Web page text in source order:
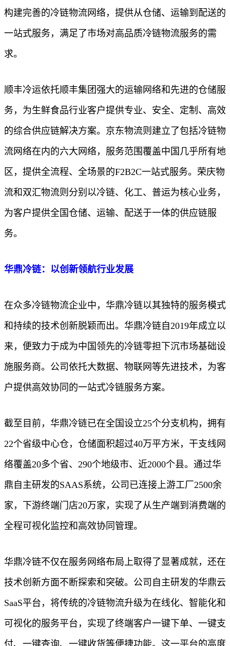
构建完善的冷链物流网络，提供从仓储、运输到配送的
一站式服务，满足了市场对高品质冷链物流服务的需
求。
顺丰冷运依托顺丰集团强大的运输网络和先进的仓储服
务，为生鲜食品行业客户提供专业、安全、定制、高效
的综合供应链解决方案。京东物流则建立了包括冷链物
流网络在内的六大网络，服务范围覆盖中国几乎所有地
区，提供全流程、全场景的F2B2C一站式服务。荣庆物
流和双汇物流则分别以冷链、化工、普运为核心业务，
为客户提供全国仓储、运输、配送于一体的供应链服
务。
华鼎冷链：以创新领航行业发展
在众多冷链物流企业中，华鼎冷链以其独特的服务模式
和持续的技术创新脱颖而出。华鼎冷链自2019年成立以
来，便致力于成为中国领先的冷链零担下沉市场基础设
施服务商。公司依托大数据、物联网等先进技术，为客
户提供高效协同的一站式冷链服务方案。
截至目前，华鼎冷链已在全国设立25个分支机构，拥有
22个省级中心仓，仓储面积超过40万平方米，干支线网
络覆盖20多个省、290个地级市、近2000个县。通过华
鼎自主研发的SAAS系统，公司已连接上游工厂2500余
家，下游终端门店20万家，实现了从生产端到消费端的
全程可视化监控和高效协同管理。
华鼎冷链不仅在服务网络布局上取得了显著成就，还在
技术创新方面不断探索和突破。公司自主研发的华鼎云
SaaS平台，将传统的冷链物流升级为在线化、智能化和
可视化的服务平台，实现了终端客户一键下单、一键支
付、一键查询、一键收货等便捷功能。这一平台的高度